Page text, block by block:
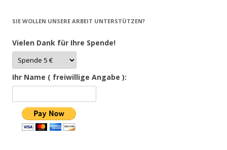
SIE WOLLEN UNSERE ARBEIT UNTERSTÜTZEN?
Vielen Dank für Ihre Spende!
Ihr Name ( freiwillige Angabe ):